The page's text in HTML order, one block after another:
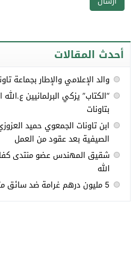
أحدث المقالات
والد الإعلامي والإطار بجماعة
“الكتاب” يزكي البرلمانيين
بتاونات
ابن تاونات الجمعوي حميد
الصيفية بعد عقود من العمل
شقيق المهندس عضو منتدى
الله
5 مليون درهم غرامة ضد سائق متحدر من إقليم تاونات لإدارة الجمارك